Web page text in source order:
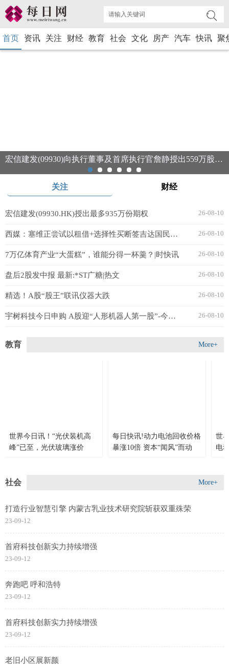
首页 资讯 关注 财经 教育 社会 文化 房产 汽车 快讯 聚
宏信建发(09930)向执行董事及首席执行官詹静授出559万股限制性股份
关注 财经
宏信建发(09930.HK)授出最多935万份期权 26-08-10
西媒：塞维正尝试以租借+选择性买断签吉达国民前锋伊莱尼赫纳 26-08-10
7万亿体育产业“大蛋糕”，谁能分得一杯羹？|时快讯 26-08-10
盘后2股发中报 最新:*ST广糖|热文 26-08-10
精选！A股“股王”联讯仪器大跌 26-08-10
宇树科技今日申购 A股迎“人形机器人第一股”-今日讯 26-08-10
教育 More+
世界今日讯！“光伏装机高
峰”已至，光伏玻璃涨价
每日快讯!动力电池回收价格
暴涨10倍 资本“闻风”而动
世
电
社会 More+
打造行业智慧引擎 内蒙古乳业技术研究院斩获双重殊荣
23-09-12
首府科技创新实力持续增强
23-09-12
奔跑吧 呼和浩特
23-09-12
首府科技创新实力持续增强
23-09-12
老旧小区展新颜